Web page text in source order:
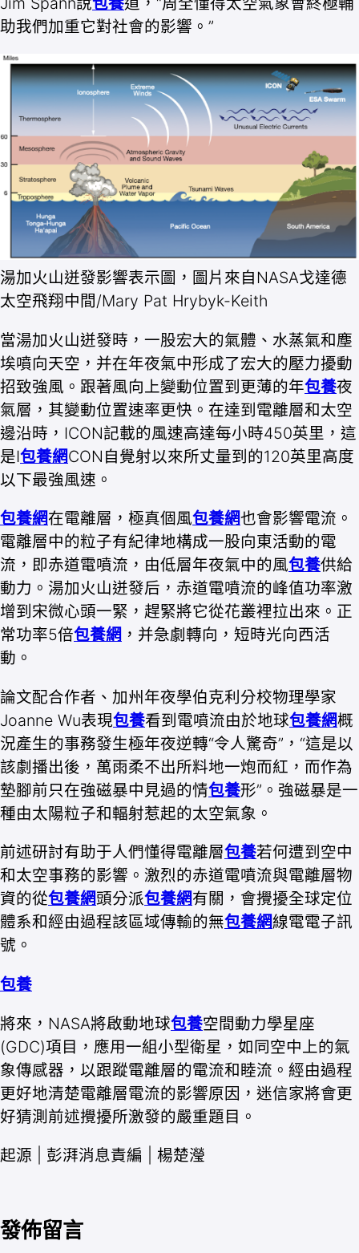
助我們加重它對社會的影響。”
湯加火山迸發影響表示圖，圖片來自NASA戈達德
太空飛翔中間/Mary Pat Hrybyk-Keith
當湯加火山迸發時，一股宏大的氣體、水蒸氣和塵
埃噴向天空，并在年夜氣中形成了宏大的壓力擾動
招致強風。跟著風向上變動位置到更薄的年包養夜
氣層，其變動位置速率更快。在達到電離層和太空
邊沿時，ICON記載的風速高達每小時450英里，這
是I包養網CON自覺射以來所丈量到的120英里高度
以下最強風速。
包養網在電離層，極真個風包養網也會影響電流。
電離層中的粒子有紀律地構成一股向東活動的電
流，即赤道電噴流，由低層年夜氣中的風包養供給
動力。湯加火山迸發后，赤道電噴流的峰值功率激
增到宋微心頭一緊，趕緊將它從花叢裡拉出來。正
常功率5倍包養網 ，并急劇轉向，短時光向西活
動。
論文配合作者、加州年夜學伯克利分校物理學家
Joanne Wu表現包養看到電噴流由於地球包養網概
況產生的事務發生極年夜逆轉“令人驚奇”，“這是以
該劇播出後，萬雨柔不出所料地一炮而紅，而作為
墊腳前只在強磁暴中見過的情包養形”。強磁暴是一
種由太陽粒子和輻射惹起的太空氣象。
前述研討有助于人們懂得電離層包養若何遭到空中
和太空事務的影響。激烈的赤道電噴流與電離層物
資的從包養網頭分派包養網有關，會攪擾全球定位
體系和經由過程該區域傳輸的無包養網線電電子訊
號。
包養
將來，NASA將啟動地球包養空間動力學星座
(GDC)項目，應用一組小型衛星，如同空中上的氣
象傳感器，以跟蹤電離層的電流和睦流。經由過程
更好地清楚電離層電流的影響原因，迷信家將會更
好猜測前述攪擾所激發的嚴重題目。
起源 | 彭湃消息責編 | 楊楚瀅
發佈留言